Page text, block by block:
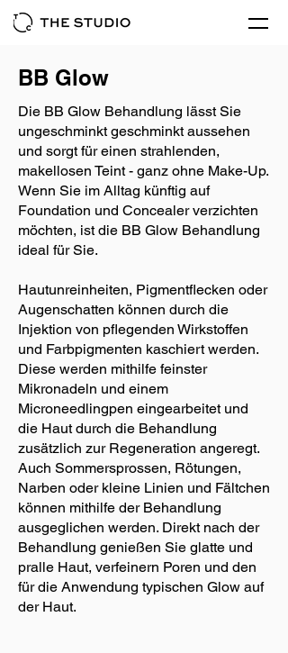
BB Glow
Die BB Glow Behandlung lässt Sie
ungeschminkt geschminkt aussehen
und sorgt für einen strahlenden,
makellosen Teint - ganz ohne Make-Up.
Wenn Sie im Alltag künftig auf
Foundation und Concealer verzichten
möchten, ist die BB Glow Behandlung
ideal für Sie.
Hautunreinheiten, Pigmentflecken oder
Augenschatten können durch die
Injektion von pflegenden Wirkstoffen
und Farbpigmenten kaschiert werden.
Diese werden mithilfe feinster
Mikronadeln und einem
Microneedlingpen eingearbeitet und
die Haut durch die Behandlung
zusätzlich zur Regeneration angeregt.
Auch Sommersprossen, Rötungen,
Narben oder kleine Linien und Fältchen
können mithilfe der Behandlung
ausgeglichen werden. Direkt nach der
Behandlung genießen Sie glatte und
pralle Haut, verfeinern Poren und den
für die Anwendung typischen Glow auf
der Haut.